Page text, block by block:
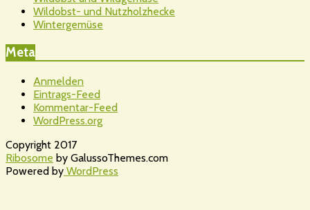
Wildobst- und Nutzholzhecke
Wintergemüse
Meta
Anmelden
Eintrags-Feed
Kommentar-Feed
WordPress.org
Copyright 2017
Ribosome by GalussoThemes.com
Powered by WordPress